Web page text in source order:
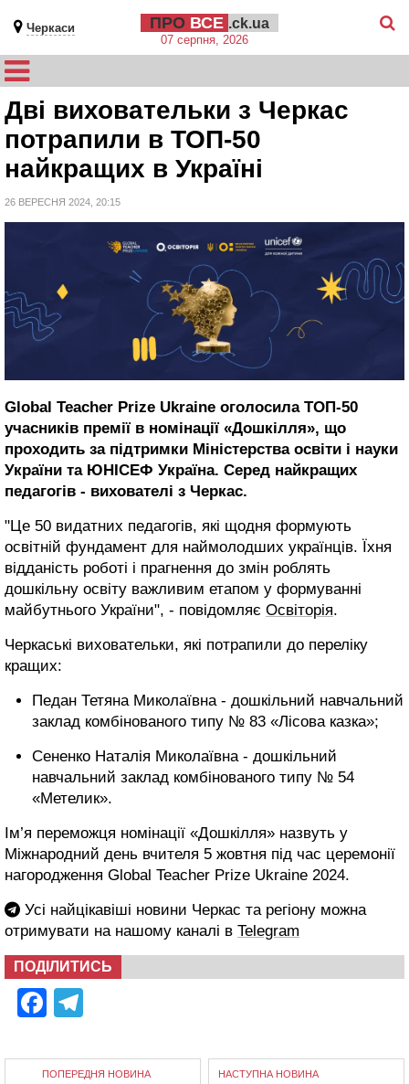
Черкаси ПРО ВСЕ .ck.ua
07 серпня, 2026
Дві виховательки з Черкас
потрапили в ТОП-50
найкращих в Україні
26 ВЕРЕСНЯ 2024, 20:15
Global Teacher Prize Ukraine оголосила ТОП-50
учасників премії в номінації «Дошкілля», що
проходить за підтримки Міністерства освіти і науки
України та ЮНІСЕФ Україна. Серед найкращих
педагогів - вихователі з Черкас.
"Це 50 видатних педагогів, які щодня формують
освітній фундамент для наймолодших українців. Їхня
відданість роботі і прагнення до змін роблять
дошкільну освіту важливим етапом у формуванні
майбутнього України", - повідомляє Освіторія.
Черкаські виховательки, які потрапили до переліку
кращих:
Педан Тетяна Миколаївна - дошкільний навчальний
заклад комбінованого типу № 83 «Лісова казка»;
Сененко Наталія Миколаївна - дошкільний
навчальний заклад комбінованого типу № 54
«Метелик».
Ім’я переможця номінації «Дошкілля» назвуть у
Міжнародний день вчителя 5 жовтня під час церемонії
нагородження Global Teacher Prize Ukraine 2024.
Усі найцікавіші новини Черкас та регіону можна
отримувати на нашому каналі в Telegram
ПОДІЛИТИСЬ
Facebook
ПОПЕРЕДНЯ НОВИНА НАСТУПНА НОВИНА